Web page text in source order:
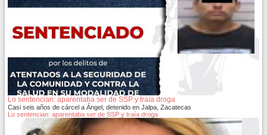
Lo sentencian: aparentaba ser de SSP y traía droga
Casi seis años de cárcel a Ángel, detenido en Jalpa, Zacatecas
Lo sentencian: aparentaba ser de SSP y traía droga